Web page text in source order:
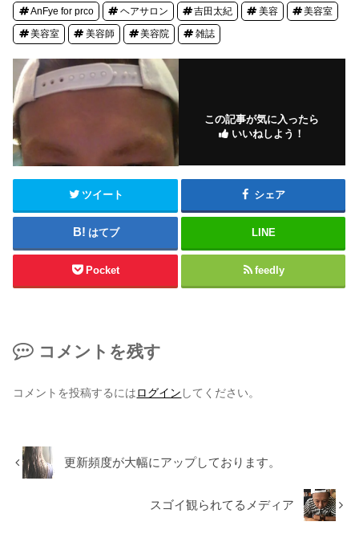
AnFye for prco ヘアサロン 吉田太紀 美容 美容室
美容室 美容師 美容院 雑誌
この記事が気に入ったら
いいねしよう！
ツイート シェア
はてブ LINE
Pocket feedly
コメントを残す
コメントを投稿するにはログイン してください。
更新頻度が大幅にアップしております。
スゴイ観られてるメディア